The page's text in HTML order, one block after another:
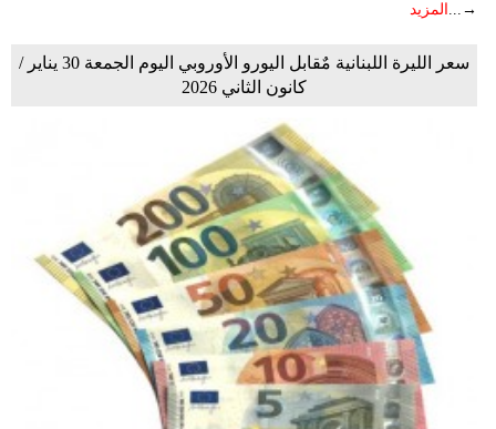
→...
المزيد
سعر الليرة اللبنانية مٌقابل اليورو الأوروبي اليوم الجمعة 30 يناير /
كانون الثاني 2026